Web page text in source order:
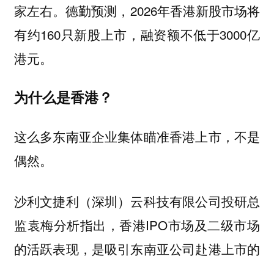
家左右。德勤预测，2026年香港新股市场将
有约160只新股上市，融资额不低于3000亿
港元。
为什么是香港？
这么多东南亚企业集体瞄准香港上市，不是
偶然。
沙利文捷利（深圳）云科技有限公司投研总
监袁梅分析指出，香港IPO市场及二级市场
的活跃表现，是吸引东南亚公司赴港上市的